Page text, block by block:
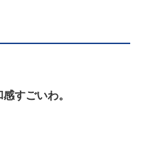
すごいわ。